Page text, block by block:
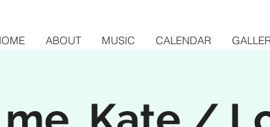
ABOUT MUSIC CALENDAR